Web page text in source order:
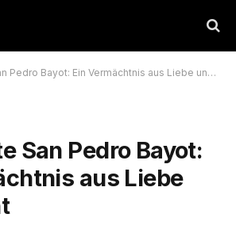
Bayot: Ein Vermächtnis aus Liebe und Talent
San Pedro Bayot:
aus Liebe